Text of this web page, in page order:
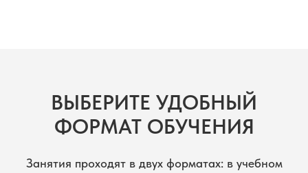
ВЫБЕРИТЕ УДОБНЫЙ
ФОРМАТ ОБУЧЕНИЯ
Занятия проходят в двух форматах: в учебном